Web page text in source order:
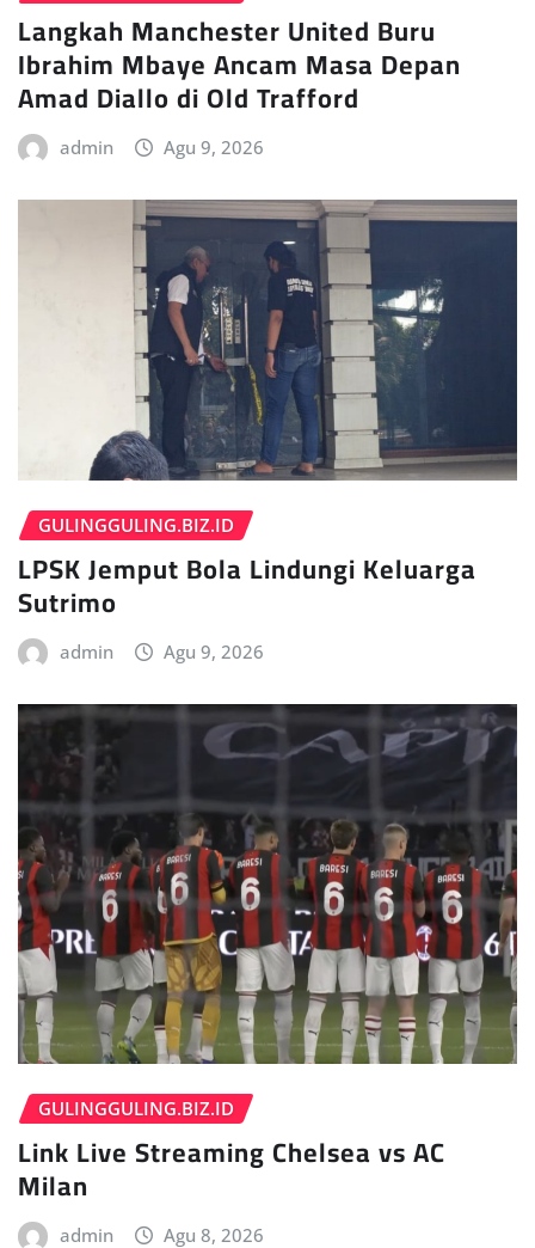
Langkah Manchester United Buru
Ibrahim Mbaye Ancam Masa Depan
Amad Diallo di Old Trafford
admin Agu 9, 2026
GULINGGULING.BIZ.ID
LPSK Jemput Bola Lindungi Keluarga
Sutrimo
admin Agu 9, 2026
GULINGGULING.BIZ.ID
Link Live Streaming Chelsea vs AC
Milan
admin Agu 8, 2026